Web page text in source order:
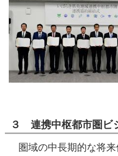
３ 連携中枢都市圏ビ
圏域の中長期的な将来